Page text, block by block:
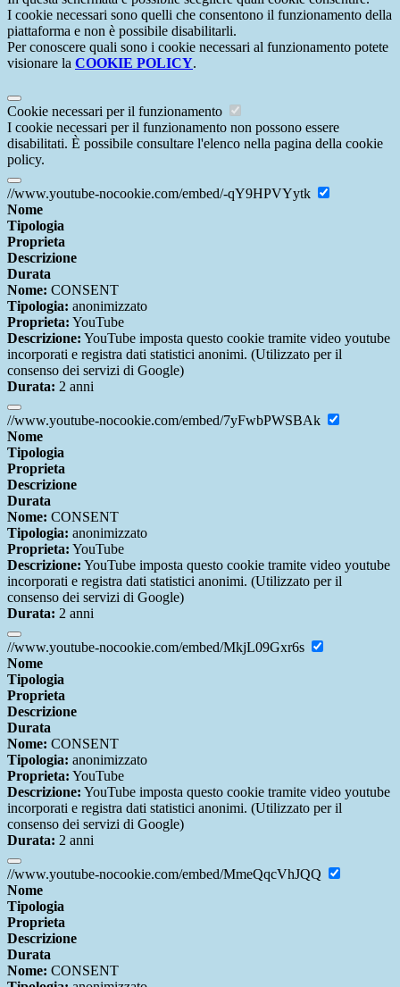
I cookie necessari sono quelli che consentono il funzionamento della
piattaforma e non è possibile disabilitarli.
Per conoscere quali sono i cookie necessari al funzionamento potete
visionare la COOKIE POLICY.
Cookie necessari per il funzionamento
I cookie necessari per il funzionamento non possono essere
disabilitati. È possibile consultare l'elenco nella pagina della cookie
policy.
//www.youtube-nocookie.com/embed/-qY9HPVYytk
Nome
Tipologia
Proprieta
Descrizione
Durata
Nome: CONSENT
Tipologia: anonimizzato
Proprieta: YouTube
Descrizione: YouTube imposta questo cookie tramite video youtube
incorporati e registra dati statistici anonimi. (Utilizzato per il
consenso dei servizi di Google)
Durata: 2 anni
//www.youtube-nocookie.com/embed/7yFwbPWSBAk
Nome
Tipologia
Proprieta
Descrizione
Durata
Nome: CONSENT
Tipologia: anonimizzato
Proprieta: YouTube
Descrizione: YouTube imposta questo cookie tramite video youtube
incorporati e registra dati statistici anonimi. (Utilizzato per il
consenso dei servizi di Google)
Durata: 2 anni
//www.youtube-nocookie.com/embed/MkjL09Gxr6s
Nome
Tipologia
Proprieta
Descrizione
Durata
Nome: CONSENT
Tipologia: anonimizzato
Proprieta: YouTube
Descrizione: YouTube imposta questo cookie tramite video youtube
incorporati e registra dati statistici anonimi. (Utilizzato per il
consenso dei servizi di Google)
Durata: 2 anni
//www.youtube-nocookie.com/embed/MmeQqcVhJQQ
Nome
Tipologia
Proprieta
Descrizione
Durata
Nome: CONSENT